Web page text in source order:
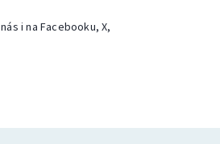
i na Facebooku, X,